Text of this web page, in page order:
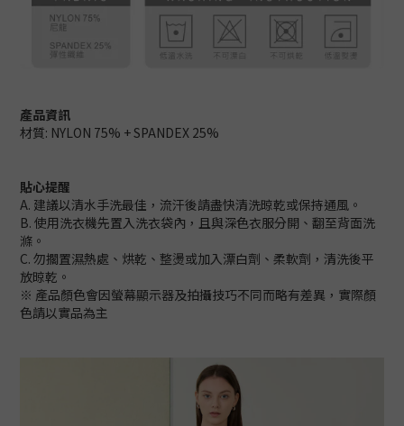
產品資訊
材質: NYLON 75% + SPANDEX 25%
貼心提醒
A. 建議以清水手洗最佳，流汗後請盡快清洗晾乾或保持通風。
B. 使用洗衣機先置入洗衣袋內，且與深色衣服分開、翻至背面洗
滌。
C. 勿擱置濕熱處、烘乾、整燙或加入漂白劑、柔軟劑，清洗後平
放晾乾。
※ 產品顏色會因螢幕顯示器及拍攝技巧不同而略有差異，實際顏
色請以實品為主